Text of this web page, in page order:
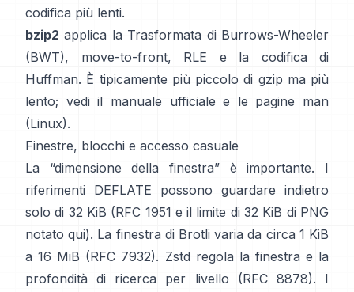
codifica più lenti.
bzip2 applica la Trasformata di Burrows-Wheeler
(BWT), move-to-front, RLE e la codifica di
Huffman. È tipicamente più piccolo di gzip ma più
lento; vedi il manuale ufficiale e le pagine man
(Linux).
Finestre, blocchi e accesso casuale
La “dimensione della finestra” è importante. I
riferimenti DEFLATE possono guardare indietro
solo di 32 KiB (RFC 1951 e il limite di 32 KiB di PNG
notato qui). La finestra di Brotli varia da circa 1 KiB
a 16 MiB (RFC 7932). Zstd regola la finestra e la
profondità di ricerca per livello
(RFC 8878). I